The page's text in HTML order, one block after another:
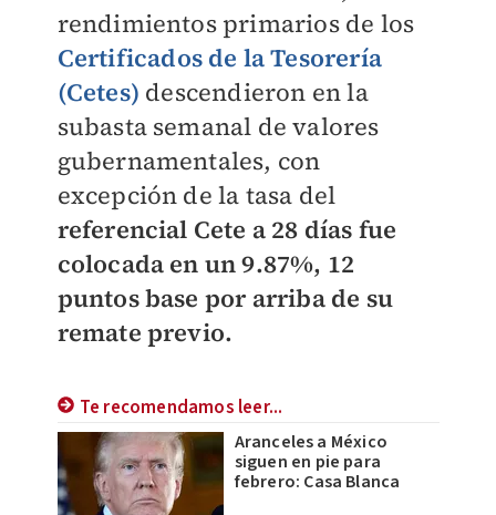
rendimientos primarios de los
Certificados de la Tesorería
(Cetes) descendieron en la
subasta semanal de valores
gubernamentales, con
excepción de la tasa del
referencial Cete a 28 días fue
colocada en un 9.87%, 12
puntos base por arriba de su
remate previo.
Te recomendamos leer...
Aranceles a México
siguen en pie para
febrero: Casa Blanca